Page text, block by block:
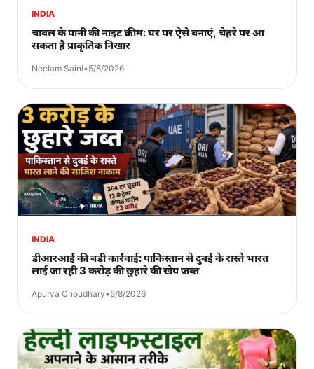
INDIA
चावल के पानी की नाइट क्रीम: घर पर ऐसे बनाएं, चेहरे पर आ
सकता है प्राकृतिक निखार
Neelam Saini•5/8/2026
INDIA
डीआरआई की बड़ी कार्रवाई: पाकिस्तान से दुबई के रास्ते भारत
लाई जा रही 3 करोड़ की छुहारे की खेप जब्त
Apurva Choudhary•5/8/2026